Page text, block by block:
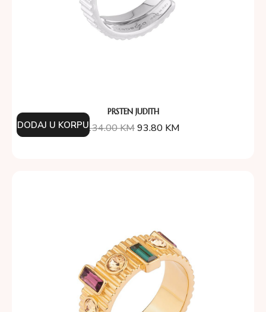
PRSTEN JUDITH
134.00KM93.80 KM
DODAJ U KORPU